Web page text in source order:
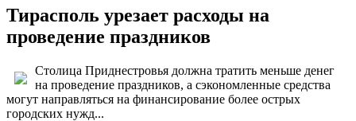
Тирасполь урезает расходы на
проведение праздников
Столица Приднестровья должна тратить меньше денег
на проведение праздников, а сэкономленные средства
могут направляться на финансирование более острых
городских нужд...